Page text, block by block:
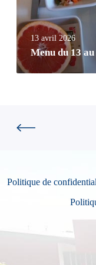
13 avril 2026
Menu du 13
Politique de